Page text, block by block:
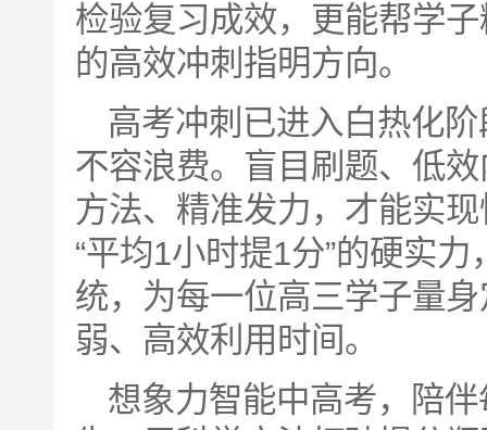
检验复习成效，更能帮学
的高效冲刺指明方向。
高考冲刺已进入白热化
不容浪费。盲目刷题、低
方法、精准发力，才能实
“平均1小时提1分”的硬实
统，为每一位高三学子量
弱、高效利用时间。
想象力智能中高考，陪